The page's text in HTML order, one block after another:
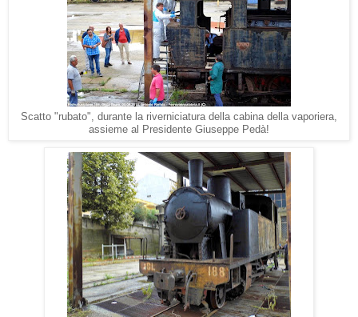
Scatto "rubato", durante la riverniciatura della cabina della vaporiera,
assieme al Presidente Giuseppe Pedà!